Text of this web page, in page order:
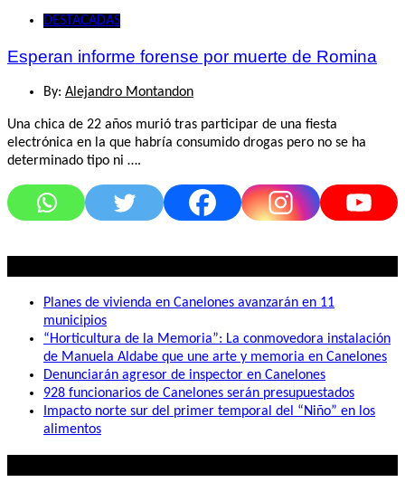
DESTACADAS
Esperan informe forense por muerte de Romina
By: Alejandro Montandon
Una chica de 22 años murió tras participar de una fiesta
electrónica en la que habría consumido drogas pero no se ha
determinado tipo ni ….
Planes de vivienda en Canelones avanzarán en 11
municipios
“Horticultura de la Memoria”: La conmovedora instalación
de Manuela Aldabe que une arte y memoria en Canelones
Denunciarán agresor de inspector en Canelones
928 funcionarios de Canelones serán presupuestados
Impacto norte sur del primer temporal del “Niño” en los
alimentos